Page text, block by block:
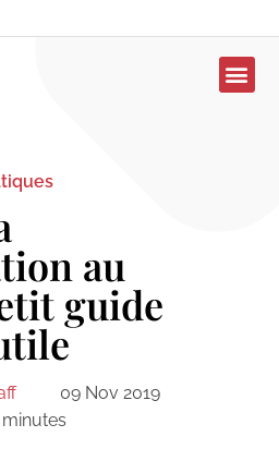
au
guide
09 Nov 2019
minutes